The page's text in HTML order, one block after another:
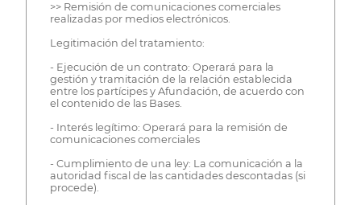
>> Remisión de comunicaciones comerciales
realizadas por medios electrónicos.
Legitimación del tratamiento:
- Ejecución de un contrato: Operará para la
gestión y tramitación de la relación establecida
entre los partícipes y Afundación, de acuerdo con
el contenido de las Bases.
- Interés legítimo: Operará para la remisión de
comunicaciones comerciales
- Cumplimiento de una ley: La comunicación a la
autoridad fiscal de las cantidades descontadas (si
procede).